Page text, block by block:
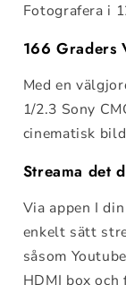
Fotografera i
166 Graders
Med en
1/2.3 Sony
cinematisk
Streama det
Via appen I
enkelt sätt
såsom
HDMI box